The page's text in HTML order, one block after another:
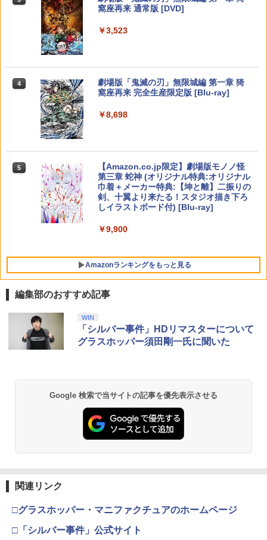
￥8,582
定版 [Switch2版][在庫品]
￥11,010
5
【中古】アルティメット ヒッツ ドラッ
グ オン ドラグーン2 -封印の紅, 背徳の
【楽天ブックス限定先着特典】最終楽章
響け！ユーフォニアム 前編 (数量限定 新
規シーンコンテ集&UHD付き特装版)【Bl
￥12,540
【楽天ブックス限定先着特典+先着特
y】(800p 超！B5 角背上製本 絵コンテブ
ック)(アニメ描きおろしイラスト使用ト
ートバッグ(神威・阿伏兎)+描きおろしミ
ニキャラステッカー) [ 杉田智和 ]
￥14,850
ニンテンドープリペイド番号 9000円|オ
￥9,000
ニンテンドープリペイド番号 5000円|オ
ンラインコード版
【純正品】DualSense ワイヤレスコン
【純正品】DualSense ワイヤレスコン
￥10,737
B-C ケーブル
ラー (カーボンブラック)
窩座再来 通常版 [DVD]
￥3,523
4
劇場版「鬼滅の刃」無限城編 第一章 猗
窩座再来 完全生産限定版 [Blu-ray]
￥8,698
5
【Amazon.co.jp限定】劇場版モノノ怪
第三章 蛇神 (オリジナル特典:オリジナル
巾着＋メーカー特典:【坤と離】二振りの
剣、十翼より来たる！スタジオ描き下ろ
しイラストボード付) [Blu-ray]
￥9,900
Amazonランキングをもっと見る
編集部のおすすめ記事
WIN
「シルバー事件」HDリマスターについて
グラスホッパー須田剛一氏に聞いた
Google 検索で当サイトの記事を優先表示させる
関連リンク
□グラスホッパー・マニファクチュアのホームページ
□「シルバー事件」公式サイト